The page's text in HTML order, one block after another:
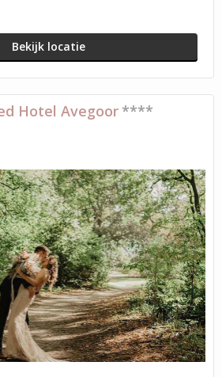
Bekijk locatie
Hotel Avegoor ****